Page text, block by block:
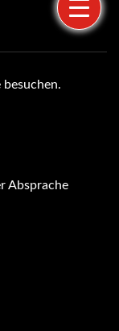
Absprache